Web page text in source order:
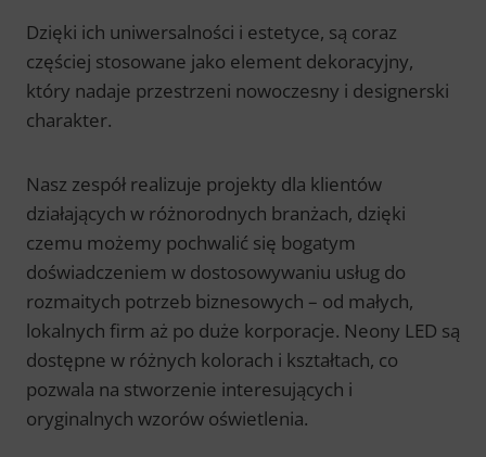
Dzięki ich uniwersalności i estetyce, są coraz
częściej stosowane jako element dekoracyjny,
który nadaje przestrzeni nowoczesny i designerski
charakter.
Nasz zespół realizuje projekty dla klientów
działających w różnorodnych branżach, dzięki
czemu możemy pochwalić się bogatym
doświadczeniem w dostosowywaniu usług do
rozmaitych potrzeb biznesowych – od małych,
lokalnych firm aż po duże korporacje. Neony LED są
dostępne w różnych kolorach i kształtach, co
pozwala na stworzenie interesujących i
oryginalnych wzorów oświetlenia.